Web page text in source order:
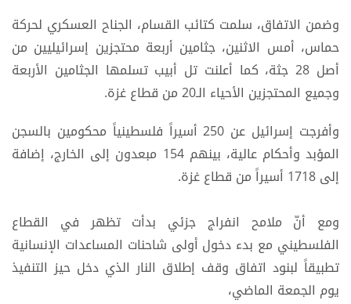
وضمن الاتفاق، سلمت كتائب القسام، الجناح العسكري لحركة
حماس، أمس الاثنين، جثامين أربعة محتجزين إسرائيليين من
أصل 28 جثة، كما أعلنت تل أبيب تسلمها الجثامين الأربعة
وجميع المحتجزين الأحياء الـ20 من قطاع غزة.
وأفرجت إسرائيل عن 250 أسيراً فلسطينياً محكومين بالسجن
المؤبد وأحكام عالية، بينهم 154 مبعدون إلى الخارج، إضافة
إلى 1718 أسيراً من قطاع غزة.
ومع أنّ ملامح انفراج جزئي بدأت تظهر في القطاع
الفلسطيني مع بدء دخول أولى شاحنات المساعدات الإنسانية
تطبيقاً لبنود اتفاق وقف إطلاق النار الذي دخل حيز التنفيذ
يوم الجمعة الماضي،